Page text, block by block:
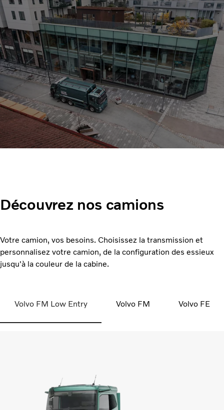
Découvrez nos camions
Votre camion, vos besoins. Choisissez la transmission et
personnalisez votre camion, de la configuration des essieux
jusqu'à la couleur de la cabine.
Volvo FM Low Entry Volvo FM Volvo FE